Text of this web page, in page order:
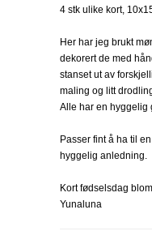
4 stk ulike kort,
Her har jeg brukt
dekorert de med
stanset ut av
maling og litt
Alle har en hyggelig
Passer fint å ha til
hyggelig anledning.
Kort fødselsdag
Yunaluna